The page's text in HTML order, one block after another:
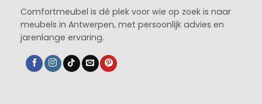
Comfortmeubel is dé plek voor wie op zoek is naar
meubels in Antwerpen, met persoonlijk advies en
jarenlange ervaring.